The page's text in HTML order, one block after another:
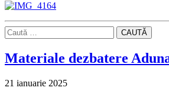
CAUTĂ
Materiale dezbatere
21 ianuarie 2025